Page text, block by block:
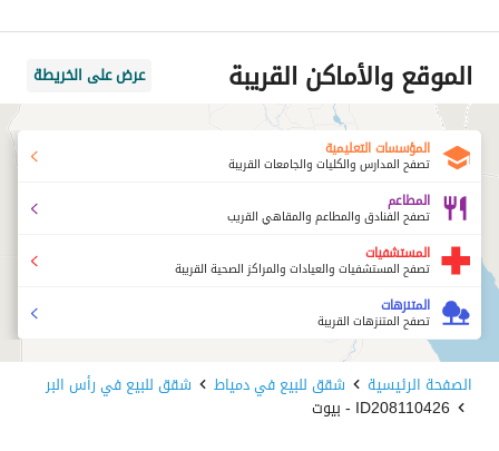
الموقع والأماكن القريبة عرض على الخريطة
المؤسسات التعليمية
تصفح المدارس والكليات والجامعات القريبة
المطاعم
تصفح الفنادق والمطاعم والمقاهي القريب
المستشفيات
تصفح المستشفيات والعيادات والمراكز الصحية القريبة
المتنزهات
تصفح المتنزهات القريبة
الصفحة الرئيسية شقق للبيع في دمياط شقق للبيع في رأس البر
ID208110426 - بيوت